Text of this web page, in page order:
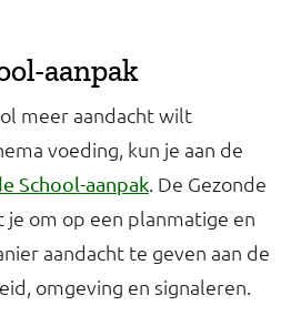
aanpak
meer aandacht wilt
voeding, kun je aan de
School-aanpak. De Gezonde
je om op een planmatige en
aandacht te geven aan de
omgeving en signaleren.